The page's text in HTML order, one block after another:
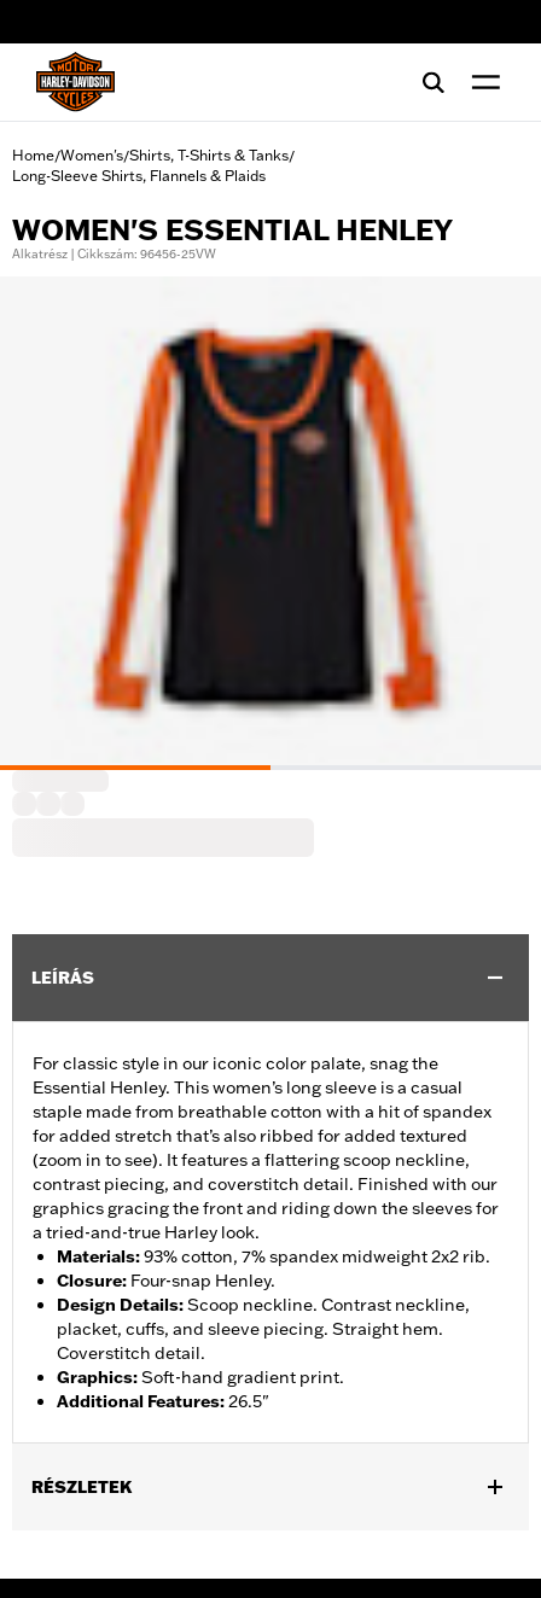
Home/Women's/Shirts, T-Shirts & Tanks/
Long-Sleeve Shirts, Flannels & Plaids
WOMEN'S ESSENTIAL HENLEY
Alkatrész | Cikkszám: 96456-25VW
LEÍRÁS
For classic style in our iconic color palate, snag the
Essential Henley. This women’s long sleeve is a casual
staple made from breathable cotton with a hit of spandex
for added stretch that’s also ribbed for added textured
(zoom in to see). It features a flattering scoop neckline,
contrast piecing, and coverstitch detail. Finished with our
graphics gracing the front and riding down the sleeves for
a tried-and-true Harley look.
Materials:93% cotton, 7% spandex midweight 2x2 rib.
Closure: Four-snap Henley.
Design Details:Scoop neckline. Contrast neckline,
placket, cuffs, and sleeve piecing. Straight hem.
Coverstitch detail.
Graphics:Soft-hand gradient print.
Additional Features:26.5"
RÉSZLETEK
WARRANTY:2 year limited warranty – Go towww.h-